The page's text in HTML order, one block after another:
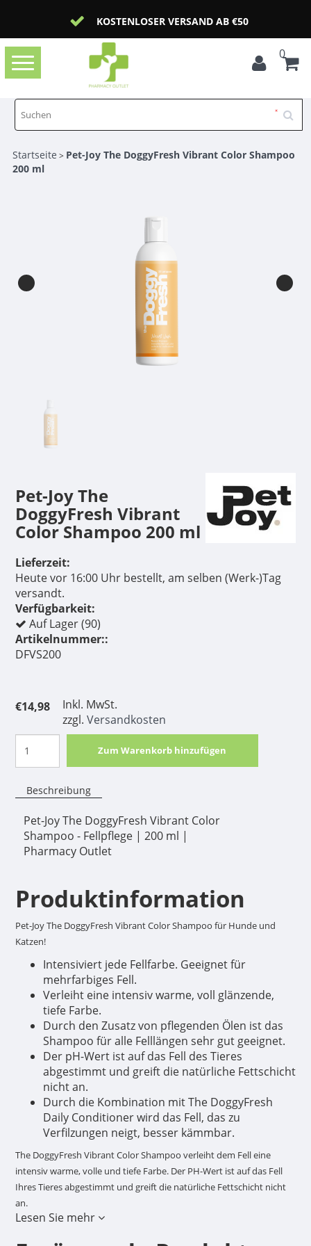
KOSTENLOSER VERSAND AB €50
Toggle
navigation
0
Startseite > Pet-Joy The DoggyFresh Vibrant Color Shampoo
200 ml
Pet-Joy The
DoggyFresh Vibrant
Color Shampoo 200 ml
Lieferzeit:
Heute vor 16:00 Uhr bestellt, am selben (Werk-)Tag
versandt.
Verfügbarkeit:
Auf Lager (90)
Artikelnummer::
DFVS200
€14,98
Inkl. MwSt.
zzgl. Versandkosten
Zum Warenkorb hinzufügen
Beschreibung
Pet-Joy The DoggyFresh Vibrant Color
Shampoo - Fellpflege | 200 ml |
Pharmacy Outlet
Produktinformation
Pet-Joy The DoggyFresh Vibrant Color Shampoo für Hunde und
Katzen!
Intensiviert jede Fellfarbe. Geeignet für
mehrfarbiges Fell.
Verleiht eine intensiv warme, voll glänzende,
tiefe Farbe.
Durch den Zusatz von pflegenden Ölen ist das
Shampoo für alle Felllängen sehr gut geeignet.
Der pH-Wert ist auf das Fell des Tieres
abgestimmt und greift die natürliche Fettschicht
nicht an.
Durch die Kombination mit The DoggyFresh
Daily Conditioner wird das Fell, das zu
Verfilzungen neigt, besser kämmbar.
The DoggyFresh Vibrant Color Shampoo verleiht dem Fell eine
intensiv warme, volle und tiefe Farbe. Der PH-Wert ist auf das Fell
Ihres Tieres abgestimmt und greift die natürliche Fettschicht nicht
an.
Durch den Zusatz von pflegenden Ölen ist das Shampoo für alle
Lesen Sie mehr